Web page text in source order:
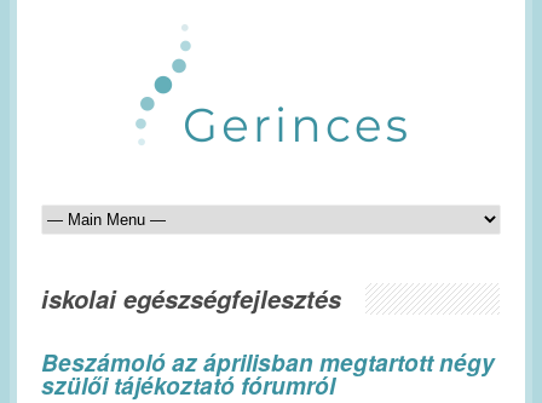
iskolai egészségfejlesztés
Beszámoló az áprilisban megtartott négy
szülői tájékoztató fórumról